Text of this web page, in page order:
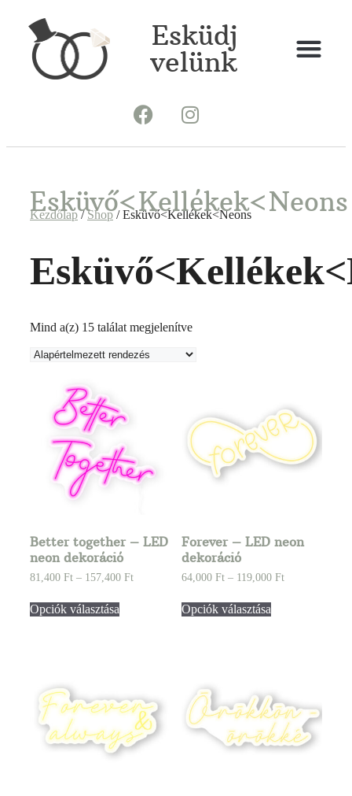
Esküdj
velünk
Esküvő<Kellékek<Neons
Kezdőlap/Shop/ Esküvő<Kellékek<Neons
Mind a(z) 15 találat megjelenítve
Better together – LED
neon dekoráció
81,400 Ft – 157,400 Ft
Opciók választása
Forever – LED neon
dekoráció
64,000Ft – 119,000Ft
Opciók választása